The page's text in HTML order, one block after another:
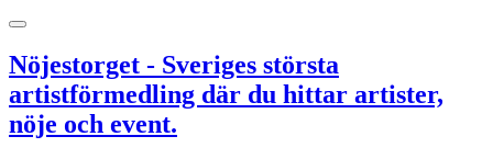
Nöjestorget - Sveriges största
artistförmedling där du hittar artister,
nöje och event.